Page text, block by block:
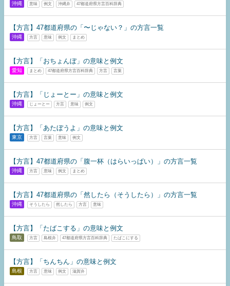
沖縄 意味 例文 沖縄弁 47都道府県方言百科辞典
【方言】47都道府県の「〜じゃない？」の方言一覧
沖縄 方言 意味 例文 まとめ
【方言】「おちょんぼ」の意味と例文
愛知 まとめ 47都道府県方言百科辞典 方言 言葉
【方言】「じょーとー」の意味と例文
沖縄 じょーとー 方言 意味 例文
【方言】「あたぼうよ」の意味と例文
東京 方言 言葉 意味 例文
【方言】47都道府県の「腹一杯（はらいっぱい）」の方言一覧
沖縄 方言 意味 例文 まとめ
【方言】47都道府県の「然したら（そうしたら）」の方言一覧
沖縄 そうしたら 然したら 方言 意味
【方言】「たばこする」の意味と例文
鳥取 方言 島根弁 47都道府県方言百科辞典 たばこにする
【方言】「ちんちん」の意味と例文
島根 方言 意味 例文 滋賀弁